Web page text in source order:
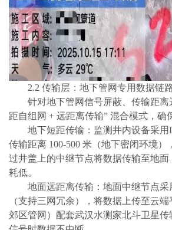
2.2 传输层：地下管网专用数据链
针对地下管网信号屏蔽、传输距离
距自组网 + 远距离传输” 混合模式，确
地下短距传输：监测井内设备采用
传输距离 100-500 米（地下密闭环境）
过井盖上的中继节点将数据传输至地
耗低。
地面远距离传输：地面中继节点采
（支持三网冗余），将数据上传至云
郊区管网）配套武汉水测家北斗卫星传